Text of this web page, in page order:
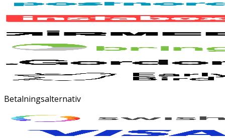
Betalningsalternativ